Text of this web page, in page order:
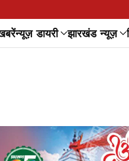
न्यूज़ डायरी झारखंड न्यूज़